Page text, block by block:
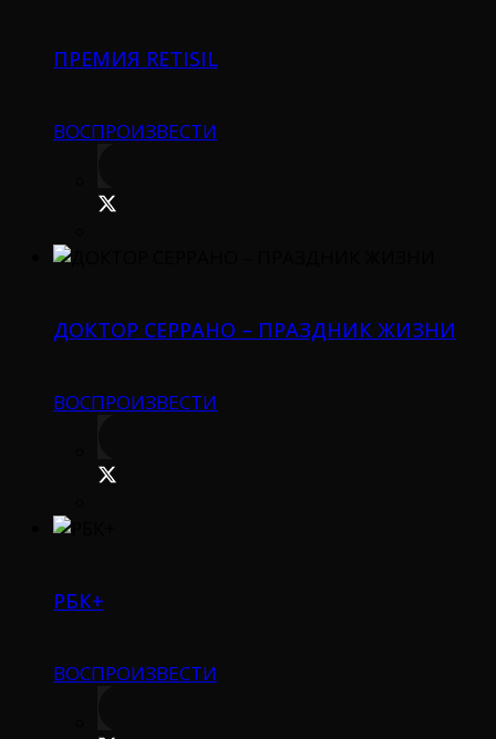
ПРЕМИЯ RETISIL
ВОСПРОИЗВЕСТИ
ДОКТОР СЕРРАНО – ПРАЗДНИК ЖИЗНИ
ВОСПРОИЗВЕСТИ
РБК+
ВОСПРОИЗВЕСТИ